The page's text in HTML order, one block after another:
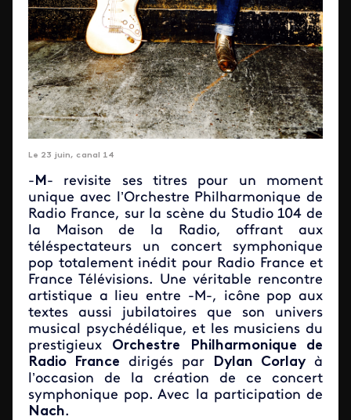
Le 23 juin, canal 14
-M- revisite ses titres pour un moment
unique avec l’Orchestre Philharmonique de
Radio France, sur la scène du Studio 104 de
la Maison de la Radio, offrant aux
téléspectateurs un concert symphonique
pop totalement inédit pour Radio France et
France Télévisions. Une véritable rencontre
artistique a lieu entre -M-, icône pop aux
textes aussi jubilatoires que son univers
musical psychédélique, et les musiciens du
prestigieux Orchestre Philharmonique de
Radio France dirigés par Dylan Corlayà
l’occasion de la création de ce concert
symphonique pop. Avec la participation de
Nach.